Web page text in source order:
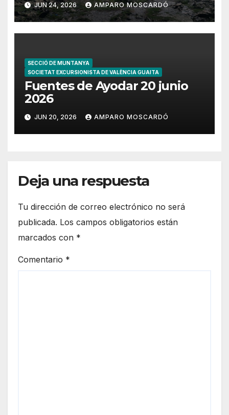
JUN 24, 2026 AMPARO MOSCARDÓ
SECCIÓ DE MUNTANYA
SOCIETAT EXCURSIONISTA DE VALÈNCIA GUAITA
Fuentes de Ayodar 20 junio
2026
JUN 20, 2026 AMPARO MOSCARDÓ
Deja una respuesta
Tu dirección de correo electrónico no será
publicada. Los campos obligatorios están
marcados con *
Comentario *